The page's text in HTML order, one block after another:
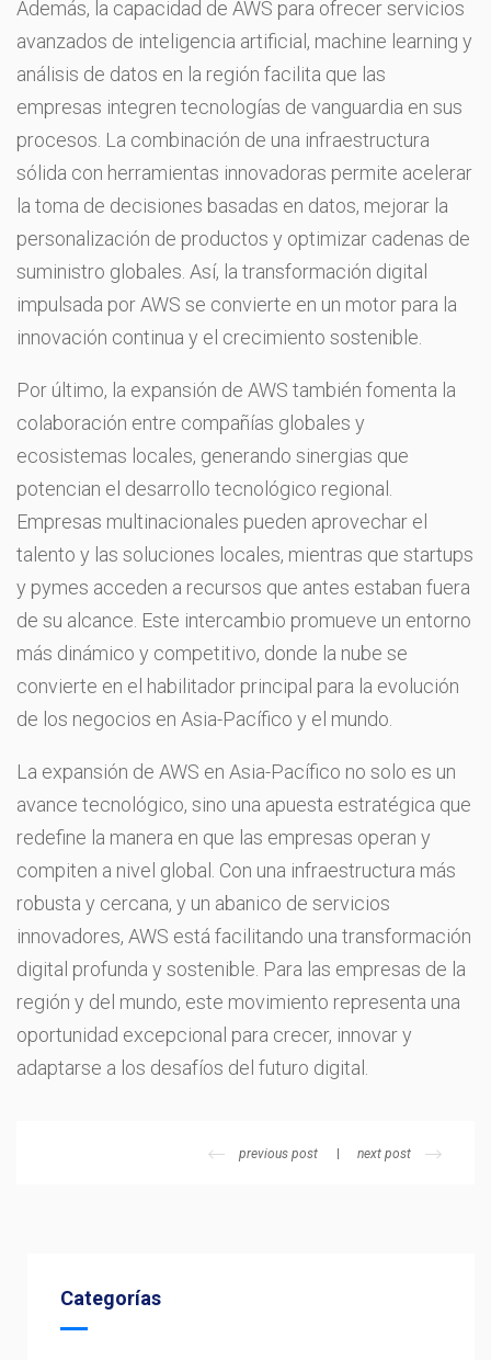
Además, la capacidad de AWS para ofrecer servicios
avanzados de inteligencia artificial, machine learning y
análisis de datos en la región facilita que las
empresas integren tecnologías de vanguardia en sus
procesos. La combinación de una infraestructura
sólida con herramientas innovadoras permite acelerar
la toma de decisiones basadas en datos, mejorar la
personalización de productos y optimizar cadenas de
suministro globales. Así, la transformación digital
impulsada por AWS se convierte en un motor para la
innovación continua y el crecimiento sostenible.
Por último, la expansión de AWS también fomenta la
colaboración entre compañías globales y
ecosistemas locales, generando sinergias que
potencian el desarrollo tecnológico regional.
Empresas multinacionales pueden aprovechar el
talento y las soluciones locales, mientras que startups
y pymes acceden a recursos que antes estaban fuera
de su alcance. Este intercambio promueve un entorno
más dinámico y competitivo, donde la nube se
convierte en el habilitador principal para la evolución
de los negocios en Asia-Pacífico y el mundo.
La expansión de AWS en Asia-Pacífico no solo es un
avance tecnológico, sino una apuesta estratégica que
redefine la manera en que las empresas operan y
compiten a nivel global. Con una infraestructura más
robusta y cercana, y un abanico de servicios
innovadores, AWS está facilitando una transformación
digital profunda y sostenible. Para las empresas de la
región y del mundo, este movimiento representa una
oportunidad excepcional para crecer, innovar y
adaptarse a los desafíos del futuro digital.
previous post next post
Categorías